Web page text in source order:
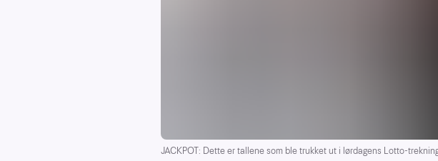
JACKPOT: Dette er tallene som ble trukket ut i lørdagens Lotto-